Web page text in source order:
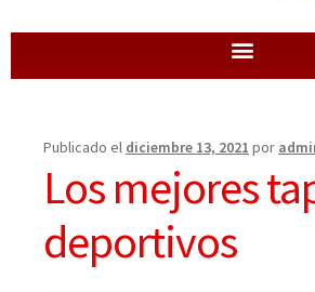
Publicado el diciembre 13, 2021 por
Los mejores
deportivos